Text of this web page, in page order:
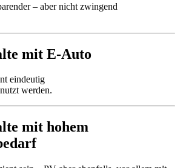
– aber nicht zwingend
mit E-Auto
eindeutig
werden.
mit hohem